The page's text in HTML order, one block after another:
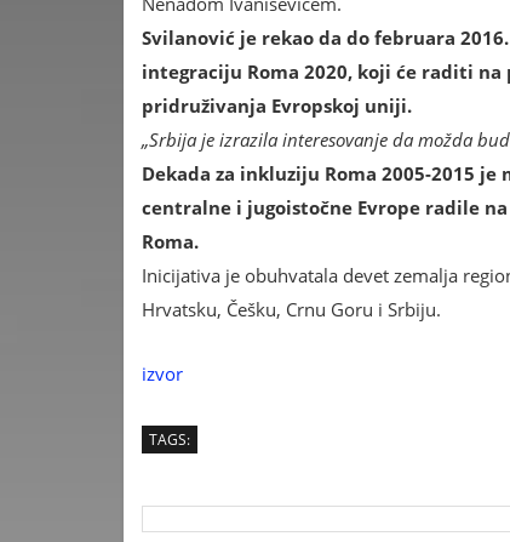
Svilanović je rekao da do februara
integraciju Roma 2020, koji će raditi
pridruživanja Evropskoj uniji.
„Srbija je izrazila interesovanje da možda
Dekada za inkluziju Roma 2005-2015
centralne i jugoistočne Evrope radile
Roma.
Inicijativa je obuhvatala devet zemalja
Hrvatsku, Češku, Crnu Goru i Srbiju.
izvor
TAGS: